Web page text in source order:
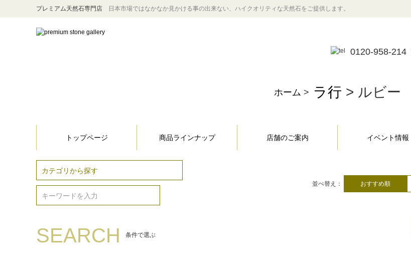
プレミアム天然石専門店 日本市場ではなかなか見かける事の出来ない、ハイクオリティな天然石をご提供します。
0120-958-214
ホーム > ラ行 > ルビー
トップページ 商品ラインナップ 店舗のご案内 イベント情報
SEARCH 条件で選ぶ
並べ替え： おすすめ順